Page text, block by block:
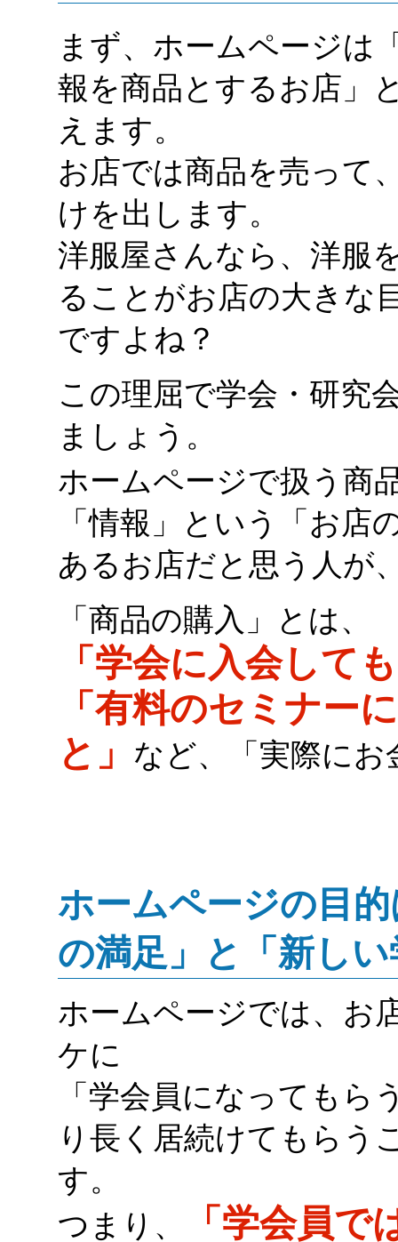
まず、ホームページは
報を商品とするお店」
えます。
お店では商品を売って
けを出します。
洋服屋さんなら、洋服
ることがお店の大きな
ですよね？
この理屈で学会・研究
ましょう。
ホームページで扱う商
「情報」という「お店
あるお店だと思う人が
「商品の購入」とは、
「学会に入会して
「有料のセミナー
と」
など、「実際に
ホームページの目
の満足」と「新し
ホームページでは、お
ケに
「学会員になってもら
り長く居続けてもらう
す。
つまり、
「学会員